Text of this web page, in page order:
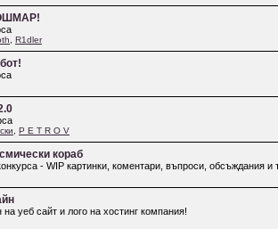
R1dler
P E T R O V
кораб
- WIP картинки, коментари, въпроси, обсъждания и
на уеб сайт и лого на хостинг компания!